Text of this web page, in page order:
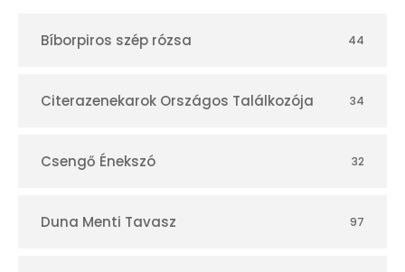
r
Bíborpiros szép rózsa 44
Citerazenekarok Országos Találkozója 34
Csengő Énekszó 32
Duna Menti Tavasz 97